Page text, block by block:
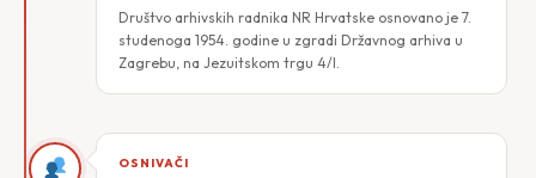
Društvo arhivskih radnika NR Hrvatske osnovano je 7.
studenoga 1954. godine u zgradi Državnog arhiva u
Zagrebu, na Jezuitskom trgu 4/I.
OSNIVAČI